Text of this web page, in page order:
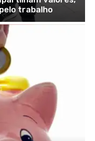
trabalho